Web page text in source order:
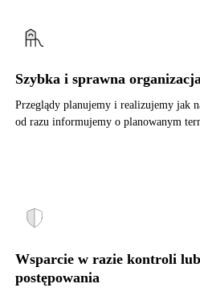
Szybka i sprawna
Przeglądy planujemy i realizujemy jak
od razu informujemy o planowanym
Wsparcie w razie kontroli
postępowania